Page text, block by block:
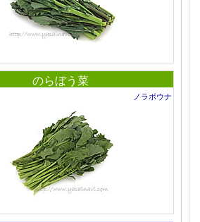
のらぼう菜
ノラボウナ